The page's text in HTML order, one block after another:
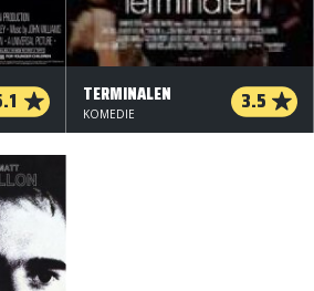
TERMINALEN 3.5
KOMEDIE